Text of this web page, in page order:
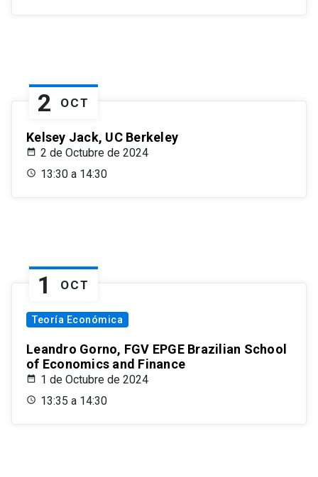
2 OCT
Kelsey Jack, UC Berkeley
2 de Octubre de 2024
13:30 a 14:30
1 OCT
Teoría Económica
Leandro Gorno, FGV EPGE Brazilian School
of Economics and Finance
1 de Octubre de 2024
13:35 a 14:30